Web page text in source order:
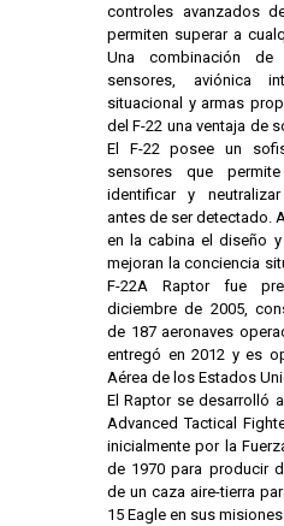
controles avanzados
permiten superar a
Una combinación
sensores, aviónica
situacional y armas
del F-22 una ventaja de
El F-22 posee un
sensores que
identificar y
antes de ser detectado.
en la cabina el diseño
mejoran la conciencia
F-22A Raptor fue
diciembre de 2005,
de 187 aeronaves
entregó en 2012 y es
Aérea de los Estados
El Raptor se desarrolló
Advanced Tactical
inicialmente por la
de 1970 para producir
de un caza aire-tierra
15 Eagle en sus